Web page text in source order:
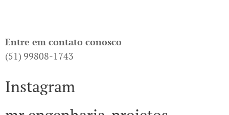
Entre em contato conosco
(51) 99808-1743
Instagram